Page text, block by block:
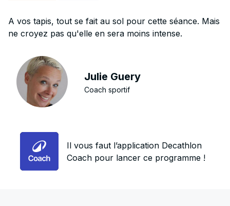
A vos tapis, tout se fait au sol pour cette séance. Mais
ne croyez pas qu'elle en sera moins intense.
Julie Guery
Coach sportif
Il vous faut l’application Decathlon
Coach pour lancer ce programme !